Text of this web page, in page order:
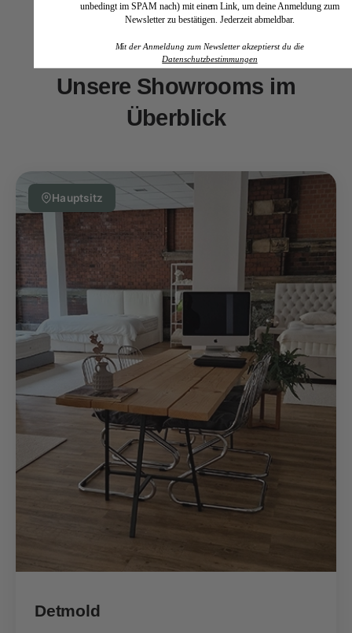
Unsere Showrooms im
Überblick
Hauptsitz
Detmold
unbedingt im SPAM nach) mit einem Link, um deine Anmeldung zum
Newsletter zu bestätigen. Jederzeit abmeldbar.
Mit der Anmeldung zum Newsletter akzeptierst du die
Datenschutzbestimmungen